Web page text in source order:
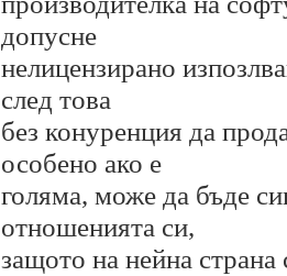
допусне
нелицензирано
след това
без конуренция да
особено ако е
голяма, може да бъде
отношенията си,
защото на нейна страна